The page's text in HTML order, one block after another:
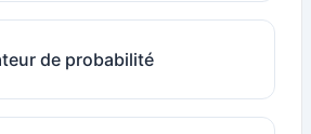
de probabilité